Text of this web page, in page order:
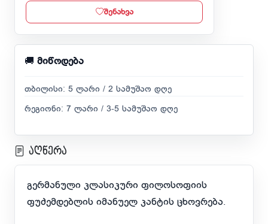
შენახვა
🚚 მიწოდება
თბილისი: 5 ლარი / 2 სამუშაო დღე
რეგიონი: 7 ლარი / 3-5 სამუშაო დღე
აღწერა
გერმანული კლასიკური ფილოსოფიის
ფუძემდებლის იმანუელ კანტის ცხოვრება.